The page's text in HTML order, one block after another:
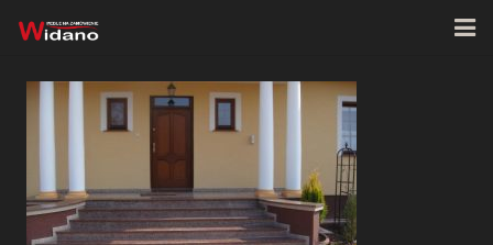
Strona główna
Realizacje